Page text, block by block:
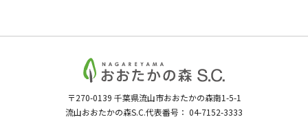
〒270-0139 千葉県流山市おおたかの森南1-5-1
流山おおたかの森S.C.代表番号： 04-7152-3333